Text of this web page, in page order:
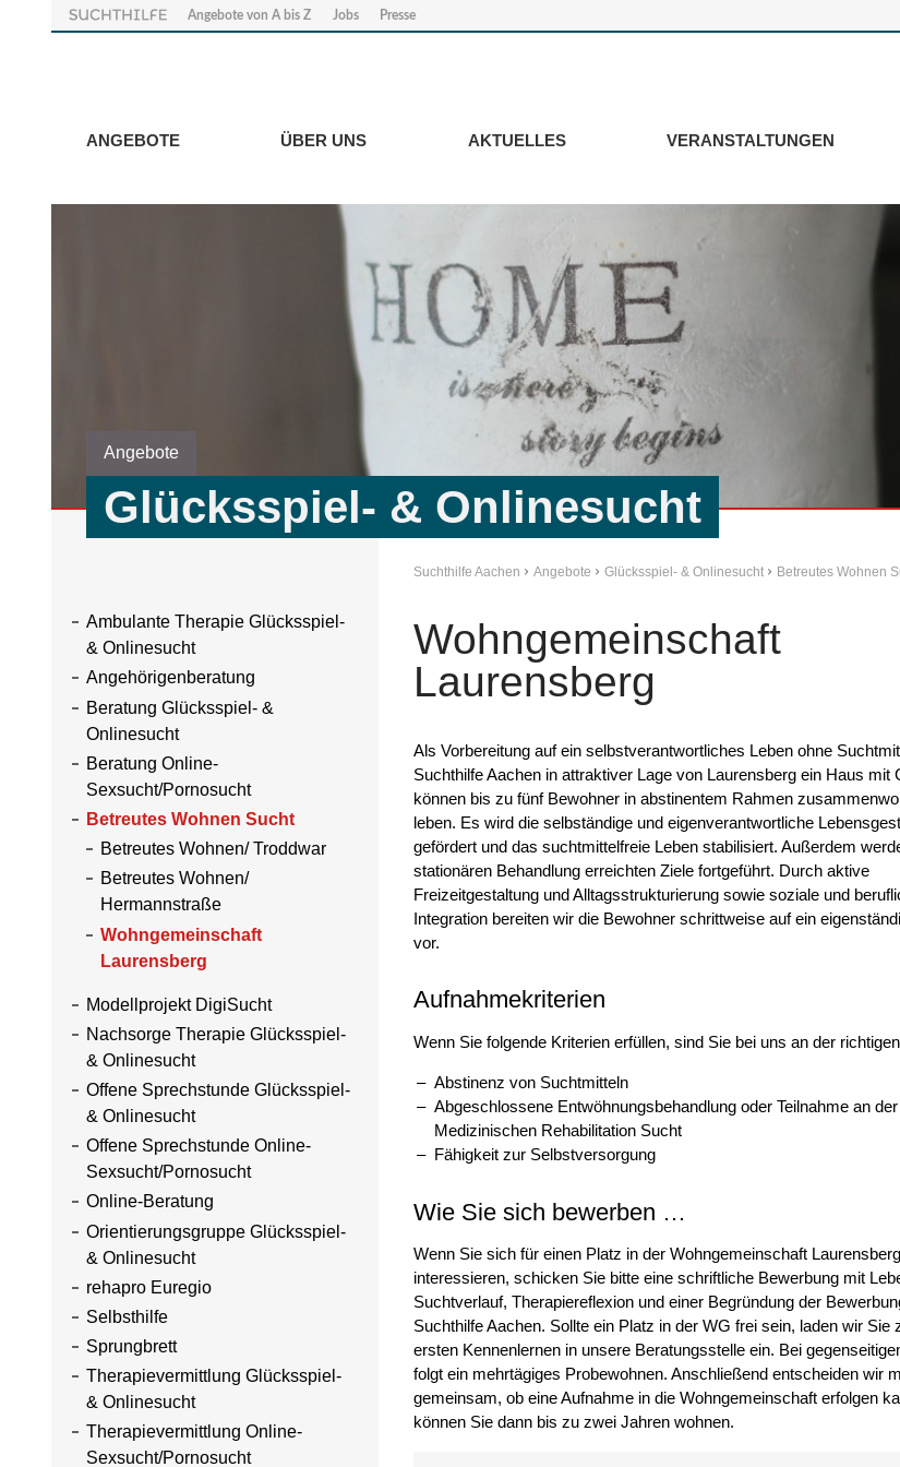
Angebote von A bis Z Jobs Presse
ANGEBOTE ÜBER UNS AKTUELLES VERANSTALTUNGEN
Angebote
Glücksspiel- & Onlinesucht
Ambulante Therapie Glücksspiel-
& Onlinesucht
Angehörigenberatung
Beratung Glücksspiel- &
Onlinesucht
Beratung Online-
Sexsucht/Pornosucht
Betreutes Wohnen Sucht
Betreutes Wohnen/ Troddwar
Betreutes Wohnen/
Hermannstraße
Wohngemeinschaft
Laurensberg
Modellprojekt DigiSucht
Nachsorge Therapie Glücksspiel-
& Onlinesucht
Offene Sprechstunde Glücksspiel-
& Onlinesucht
Offene Sprechstunde Online-
Sexsucht/Pornosucht
Online-Beratung
Orientierungsgruppe Glücksspiel-
& Onlinesucht
rehapro Euregio
Selbsthilfe
Sprungbrett
Therapievermittlung Glücksspiel-
& Onlinesucht
Therapievermittlung Online-
Sexsucht/Pornosucht
Suchthilfe Aachen Angebote Glücksspiel- & Onlinesucht Betreutes Wohnen
Wohngemeinschaft
Laurensberg
Als Vorbereitung auf ein selbstverantwortliches Leben ohne
Suchthilfe Aachen in attraktiver Lage von Laurensberg ein Haus mit
können bis zu fünf Bewohner in abstinentem Rahmen
leben. Es wird die selbständige und eigenverantwortliche
gefördert und das suchtmittelfreie Leben stabilisiert. Außerdem
stationären Behandlung erreichten Ziele fortgeführt. Durch aktive
Freizeitgestaltung und Alltagsstrukturierung sowie soziale und
Integration bereiten wir die Bewohner schrittweise auf ein
vor.
Aufnahmekriterien
Wenn Sie folgende Kriterien erfüllen, sind Sie bei uns an der
Abstinenz von Suchtmitteln
Abgeschlossene Entwöhnungsbehandlung oder Teilnahme an
Medizinischen Rehabilitation Sucht
Fähigkeit zur Selbstversorgung
Wie Sie sich bewerben …
Wenn Sie sich für einen Platz in der Wohngemeinschaft Laurensberg
interessieren, schicken Sie bitte eine schriftliche Bewerbung mit
Suchtverlauf, Therapiereflexion und einer Begründung der
Suchthilfe Aachen. Sollte ein Platz in der WG frei sein, laden wir Sie
ersten Kennenlernen in unsere Beratungsstelle ein. Bei
folgt ein mehrtägiges Probewohnen. Anschließend entscheiden wir
gemeinsam, ob eine Aufnahme in die Wohngemeinschaft erfolgen
können Sie dann bis zu zwei Jahren wohnen.